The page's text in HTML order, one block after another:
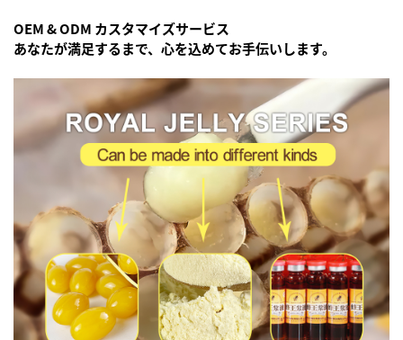
OEM & ODM カスタマイズサービス
あなたが満足するまで、心を込めてお手伝いします。